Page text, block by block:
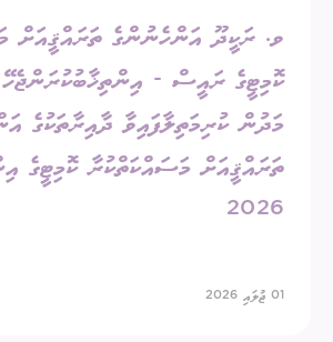
ވ. ރަކީދޫ އަންހެނުންގެ ތަރައްޤީއަށް
ކޮމިޓީގެ ރައީސް -
މަދުން ކުރިމަތިލާފައިވާ ދާއިރާތަކުގެ
ތަރައްޤީއަށް މަސައްކަތްކުރާ ކޮމިޓީގެ
2026
01 ޖުލައި 2026